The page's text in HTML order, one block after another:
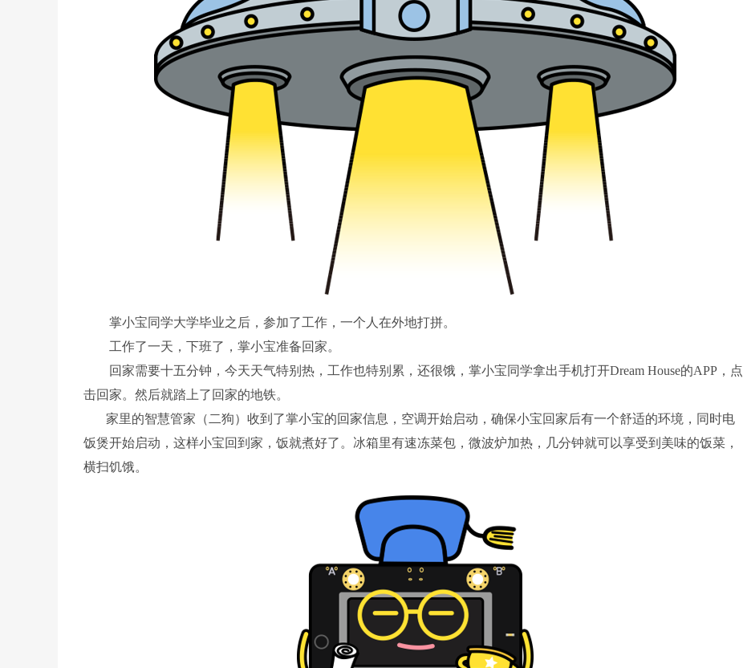
掌小宝同学大学毕业之后，参加了工作，一个人在外地打拼。
工作了一天，下班了，掌小宝准备回家。
回家需要十五分钟，今天天气特别热，工作也特别累，还很饿，掌小宝同学拿出手机打开Dream House的APP，点
击回家。然后就踏上了回家的地铁。
家里的智慧管家（二狗）收到了掌小宝的回家信息，空调开始启动，确保小宝回家后有一个舒适的环境，同时电
饭煲开始启动，这样小宝回到家，饭就煮好了。冰箱里有速冻菜包，微波炉加热，几分钟就可以享受到美味的饭菜，
横扫饥饿。